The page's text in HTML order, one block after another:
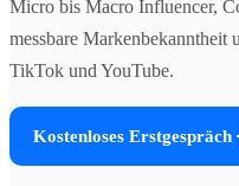
Micro bis Macro Influencer,
messbare
TikTok und YouTube.
Kostenloses Erstgespräch